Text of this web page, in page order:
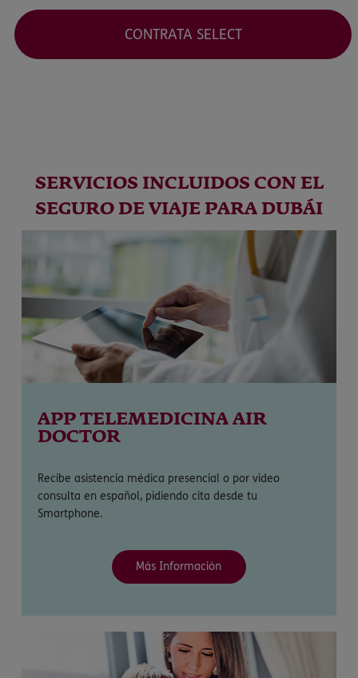
CONTRATA SELECT
SERVICIOS INCLUIDOS CON EL
SEGURO DE VIAJE PARA DUBÁI
APP TELEMEDICINA AIR
DOCTOR
Recibe asistencia médica presencial o por video
consulta en español, pidiendo cita desde tu
Smartphone.
Más Información